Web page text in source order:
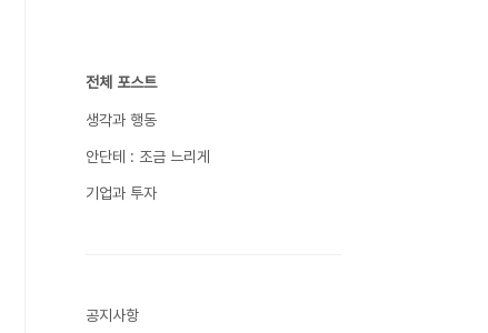
전체 포스트
생각과 행동
안단테 : 조금 느리게
기업과 투자
공지사항